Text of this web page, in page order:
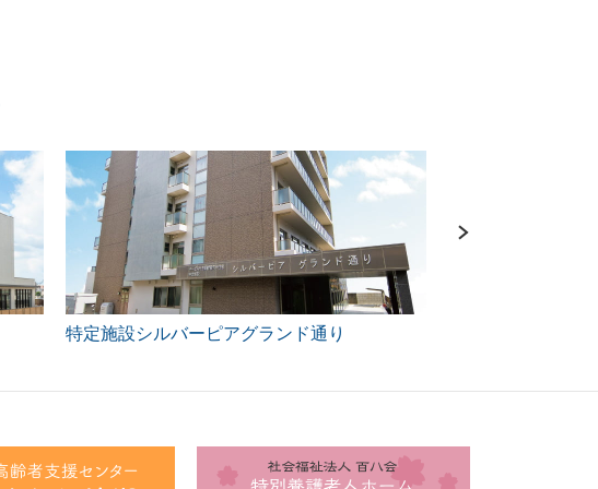
特定施設シルバーピアグランド通り